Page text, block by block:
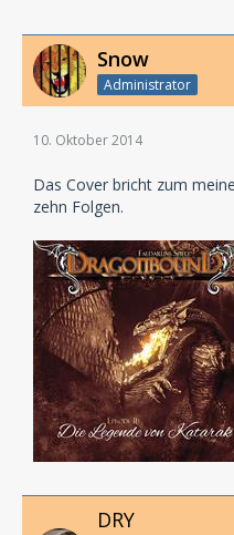
Snow
Administrator
10. Oktober 2014
Das Cover bricht zum
zehn Folgen.
DRY